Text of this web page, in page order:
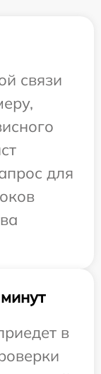
связи
для
в